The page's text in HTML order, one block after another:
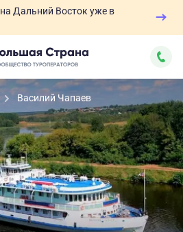
на Дальний Восток уже в
Василий Чапаев